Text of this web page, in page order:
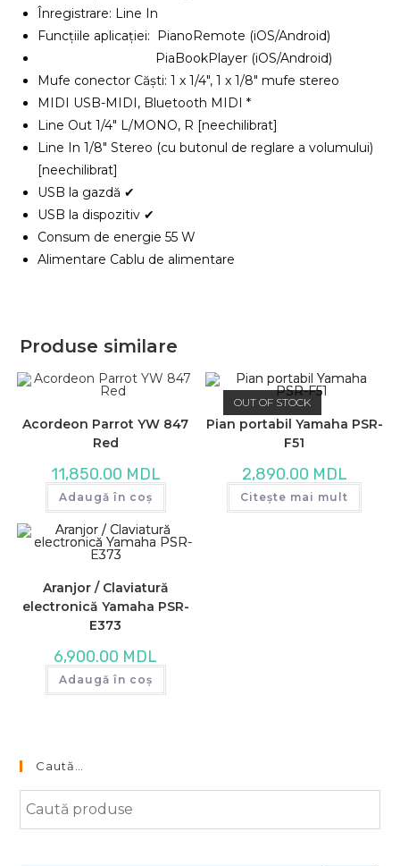
Înregistrare: Line In
Funcțiile aplicației: PianoRemote (iOS/Android)
PiaBookPlayer (iOS/Android)
Mufe conector Căști: 1 x 1/4″, 1 x 1/8″ mufe stereo
MIDI USB-MIDI, Bluetooth MIDI *
Line Out 1/4″ L/MONO, R [neechilibrat]
Line In 1/8″ Stereo (cu butonul de reglare a volumului)
[neechilibrat]
USB la gazdă ✔
USB la dispozitiv ✔
Consum de energie 55 W
Alimentare Cablu de alimentare
Produse similare
Acordeon Parrot YW 847
Red
11,850.00 MDL
Adaugă în coș
OUT OF STOCK
Pian portabil Yamaha PSR-
F51
2,890.00 MDL
Citește mai mult
Aranjor / Claviatură
electronică Yamaha PSR-
E373
6,900.00 MDL
Adaugă în coș
Caută…